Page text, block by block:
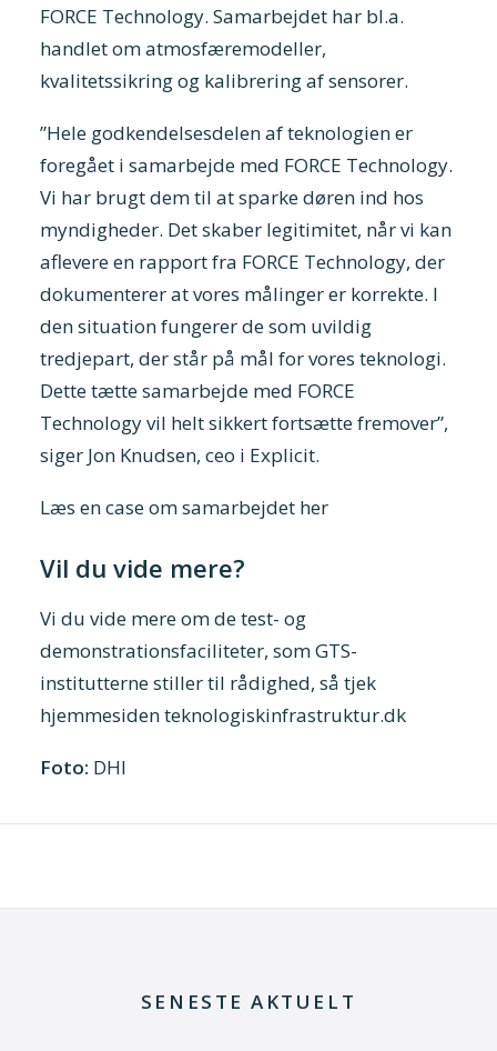
FORCE Technology. Samarbejdet har bl.a.
handlet om atmosfæremodeller,
kvalitetssikring og kalibrering af sensorer.
”Hele godkendelsesdelen af teknologien er
foregået i samarbejde med FORCE Technology.
Vi har brugt dem til at sparke døren ind hos
myndigheder. Det skaber legitimitet, når vi kan
aflevere en rapport fra FORCE Technology, der
dokumenterer at vores målinger er korrekte. I
den situation fungerer de som uvildig
tredjepart, der står på mål for vores teknologi.
Dette tætte samarbejde med FORCE
Technology vil helt sikkert fortsætte fremover”,
siger Jon Knudsen, ceo i Explicit.
Læs en case om samarbejdet her
Vil du vide mere?
Vi du vide mere om de test- og
demonstrationsfaciliteter, som GTS-
institutterne stiller til rådighed, så tjek
hjemmesidenteknologiskinfrastruktur.dk
Foto: DHI
SENESTE AKTUELT